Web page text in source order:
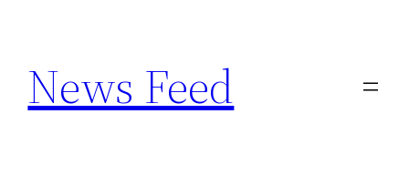
content
News Feed